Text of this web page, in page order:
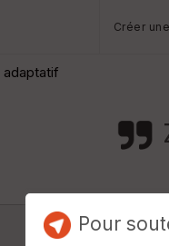
Créer
adaptatif
Pour